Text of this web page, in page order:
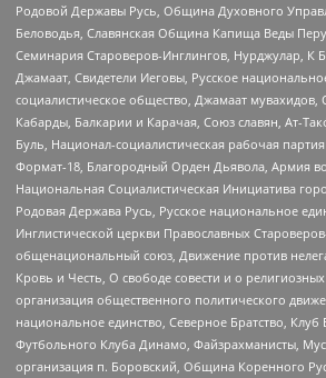
Родовой Державы Русь, Община Духовного
Беловодья, Славянская Община Капища Веды
Семинария Староверов-Инглингов, Нурджулар, К
Джамаат, Свидетели Иеговы, Русское
социалистическое общество, Джамаат
Кабарды, Балкарии и Карачая, Союз славян, Ат-
Буль, Национал-социалистическая рабочая
Формат-18, Благородный Орден Дьявола, Армия
Национальная Социалистическая Инициатива
Родовая Держава Русь, Русское национальное
Инглистической церкви Православных
общенациональный союз, Движение против
Кровь и Честь, О свободе совести и о
организация общественного политического
национальное единство, Северное Братство,
Футбольного Клуба Динамо, Файзрахманисты,
организация п. Боровский, Община Коренного